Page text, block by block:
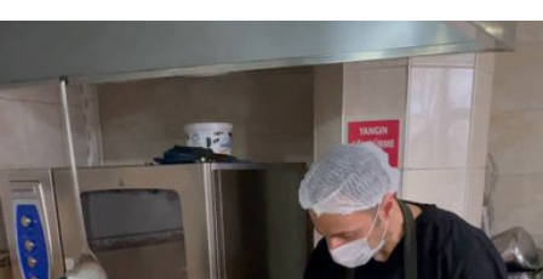
WhatsApp İhbar
Hattı
DÜNYA
METEOROLOJI
SPOR
SERVISLER